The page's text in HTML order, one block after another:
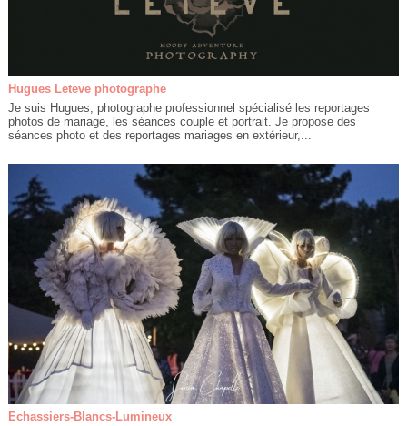
Hugues Leteve photographe
Je suis Hugues, photographe professionnel spécialisé les reportages
photos de mariage, les séances couple et portrait. Je propose des
séances photo et des reportages mariages en extérieur,...
Echassiers-Blancs-Lumineux